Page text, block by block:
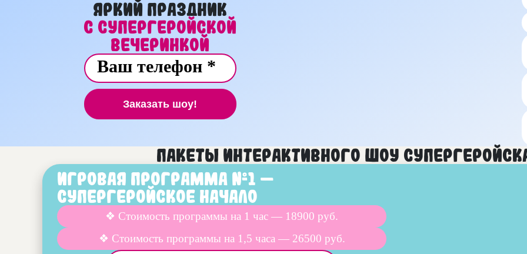
Яркий праздник
с Супергеройской
вечеринкой
Заказать шоу!
Пакеты интерактивного шоу
Игровая программа №1 —
Супергеройское начало
❖ Стоимость программы на 1 час — 18900 руб.
❖ Стоимость программы на 1,5 часа — 26500 руб.